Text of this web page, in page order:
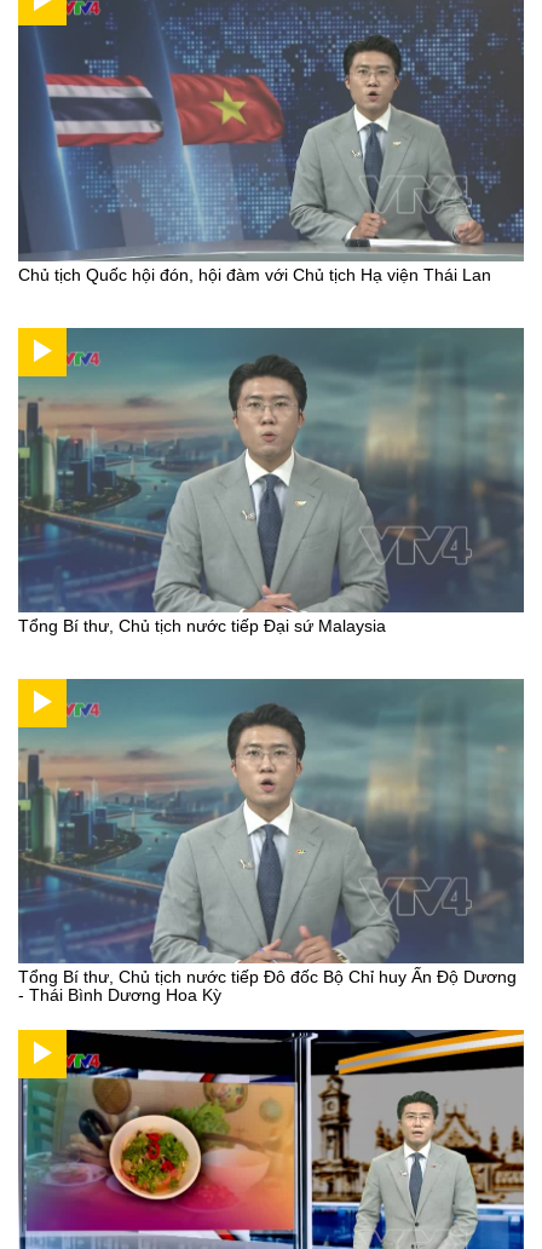
Chủ tịch Quốc hội đón, hội đàm với Chủ tịch Hạ viện Thái Lan
Tổng Bí thư, Chủ tịch nước tiếp Đại sứ Malaysia
Tổng Bí thư, Chủ tịch nước tiếp Đô đốc Bộ Chỉ huy Ấn Độ Dương
- Thái Bình Dương Hoa Kỳ